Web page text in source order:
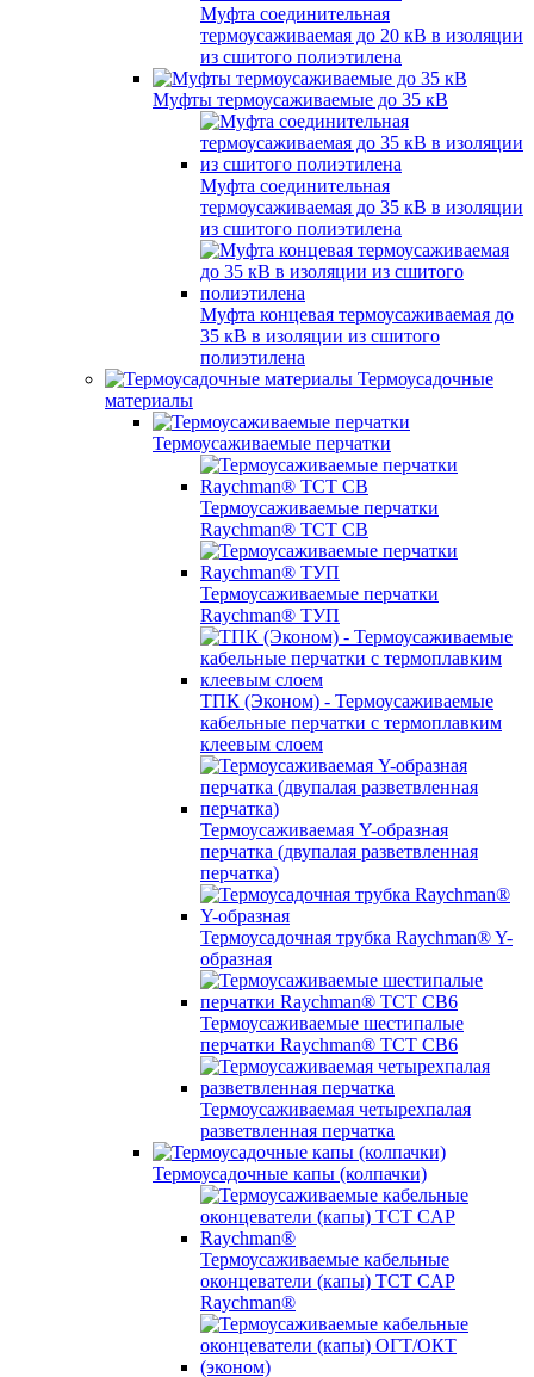
Муфта соединительная
термоусаживаемая до 20 кВ в изоляции
из сшитого полиэтилена
Муфты термоусаживаемые до 35 кВ
Муфта соединительная
термоусаживаемая до 35 кВ в изоляции
из сшитого полиэтилена
Муфта концевая термоусаживаемая до
35 кВ в изоляции из сшитого
полиэтилена
Термоусадочные
материалы
Термоусаживаемые перчатки
Термоусаживаемые перчатки
Raychman® TCT CB
Термоусаживаемые перчатки
Raychman® ТУП
ТПК (Эконом) - Термоусаживаемые
кабельные перчатки с термоплавким
клеевым слоем
Термоусаживаемая Y-образная
перчатка (двупалая разветвленная
перчатка)
Термоусадочная трубка Raychman® Y-
образная
Термоусаживаемые шестипалые
перчатки Raychman® ТСТ СВ6
Термоусаживаемая четырехпалая
разветвленная перчатка
Термоусадочные капы (колпачки)
Термоусаживаемые кабельные
оконцеватели (капы) ТCT CAP
Raychman®